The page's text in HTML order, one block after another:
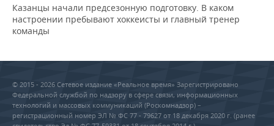
Казанцы начали предсезонную подготовку. В каком
настроении пребывают хоккеисты и главный тренер
команды
© 2015 - 2026 Сетевое издание «Реальное время» Зарегистрировано
Федеральной службой по надзору в сфере связи, информационных
технологий и массовых коммуникаций (Роскомнадзор) –
регистрационный номер ЭЛ № ФС 77 - 79627 от 18 декабря 2020 г. (ранее